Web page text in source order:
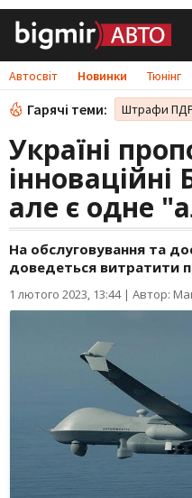
Автосвіт Новинки Тюнінг
Гарячі теми: Штрафи ПДР
Україні
але є одне
На обслуговування та
доведеться витратити
1 лютого 2023, 13:44| Автор: